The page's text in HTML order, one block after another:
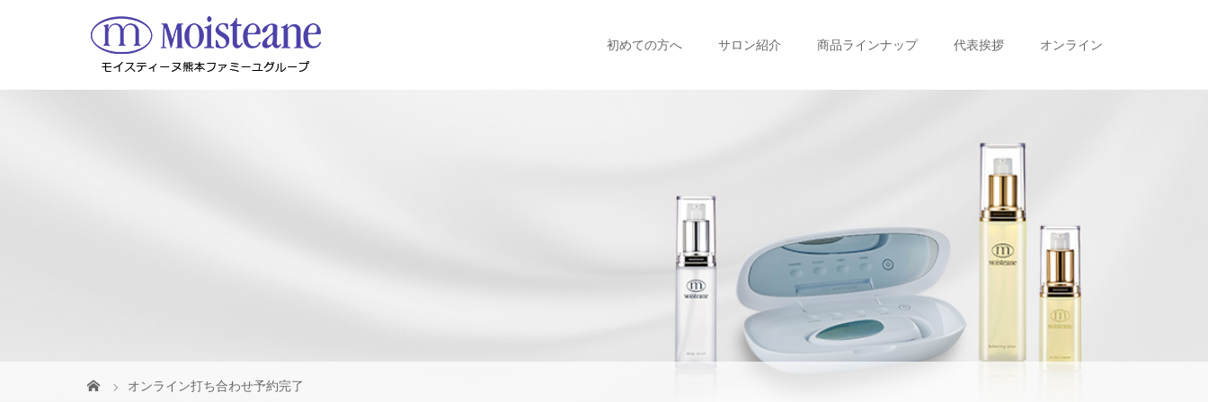
初めての方へ サロン紹介 商品ラインナップ 代表挨拶 オンライン
オンライン打ち合わせ予約完了